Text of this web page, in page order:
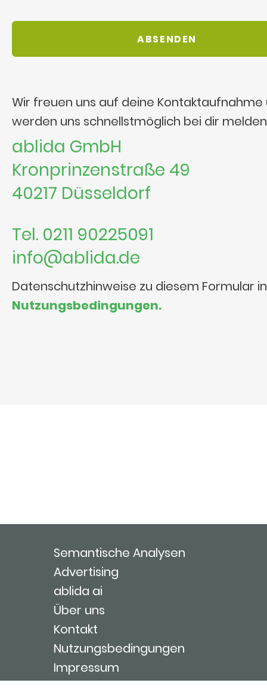
Wir freuen uns auf deine Kontaktaufnahme
werden uns schnellstmöglich bei dir
ablida GmbH
Kronprinzenstraße 49
40217 Düsseldorf
Tel. 0211 90225091
info@ablida.de
Datenschutzhinweise zu diesem Formular
Nutzungsbedingungen.
Semantische Analysen
Advertising
ablida ai
Über uns
Kontakt
Nutzungsbedingungen
Impressum